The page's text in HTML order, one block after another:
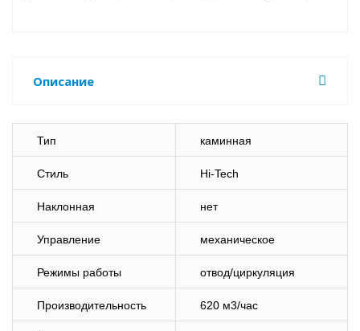
Описание
Тип каминная
Стиль Hi-Tech
Наклонная нет
Управление механическое
Режимы работы отвод/циркуляция
Производительность 620 м3/час